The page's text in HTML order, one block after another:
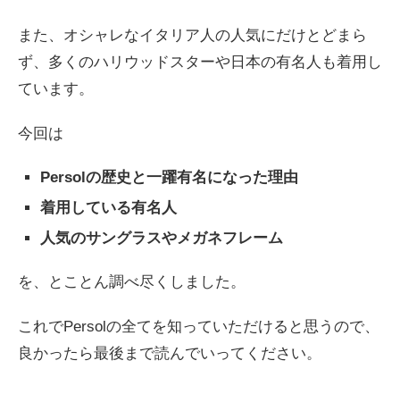
また、オシャレなイタリア人の人気にだけとどまら
ず、多くのハリウッドスターや日本の有名人も着用し
ています。
今回は
Persolの歴史と一躍有名になった理由
着用している有名人
人気のサングラスやメガネフレーム
を、とことん調べ尽くしました。
これでPersolの全てを知っていただけると思うので、
良かったら最後まで読んでいってください。